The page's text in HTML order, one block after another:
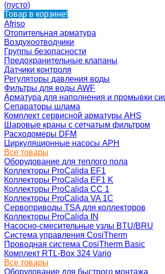
(пусто)
Товар в корзине!
Afriso
Отопительная арматура
Воздухоотводчики
Группы безопасности
Предохранительные клапаны
Датчики контроля
Регуляторы давления воды
Фильтры для воды AWF
Арматура для наполнения и промывки
Сепараторы шлама
Комплект сервисной арматуры AHS
Шаровые краны с сетчатым фильтром
Расходомеры DFM
Циркуляционные насосы APH
Все товары
Оборудование для теплого пола
Коллекторы ProCalida EF1
Коллекторы ProCalida EF1 K
Коллекторы ProCalida CC 1
Коллекторы ProCalida VA 1C
Сервоприводы TSA для коллекторов
Коллекторы ProCalida IN
Насосно-смесительные узлы BTU/BRU
Система управления CosiTherm
Проводная система CosiTherm Basic
Комплект RTL‑Box 324 Vario
Все товары
Оборудование для быстрого монтажа